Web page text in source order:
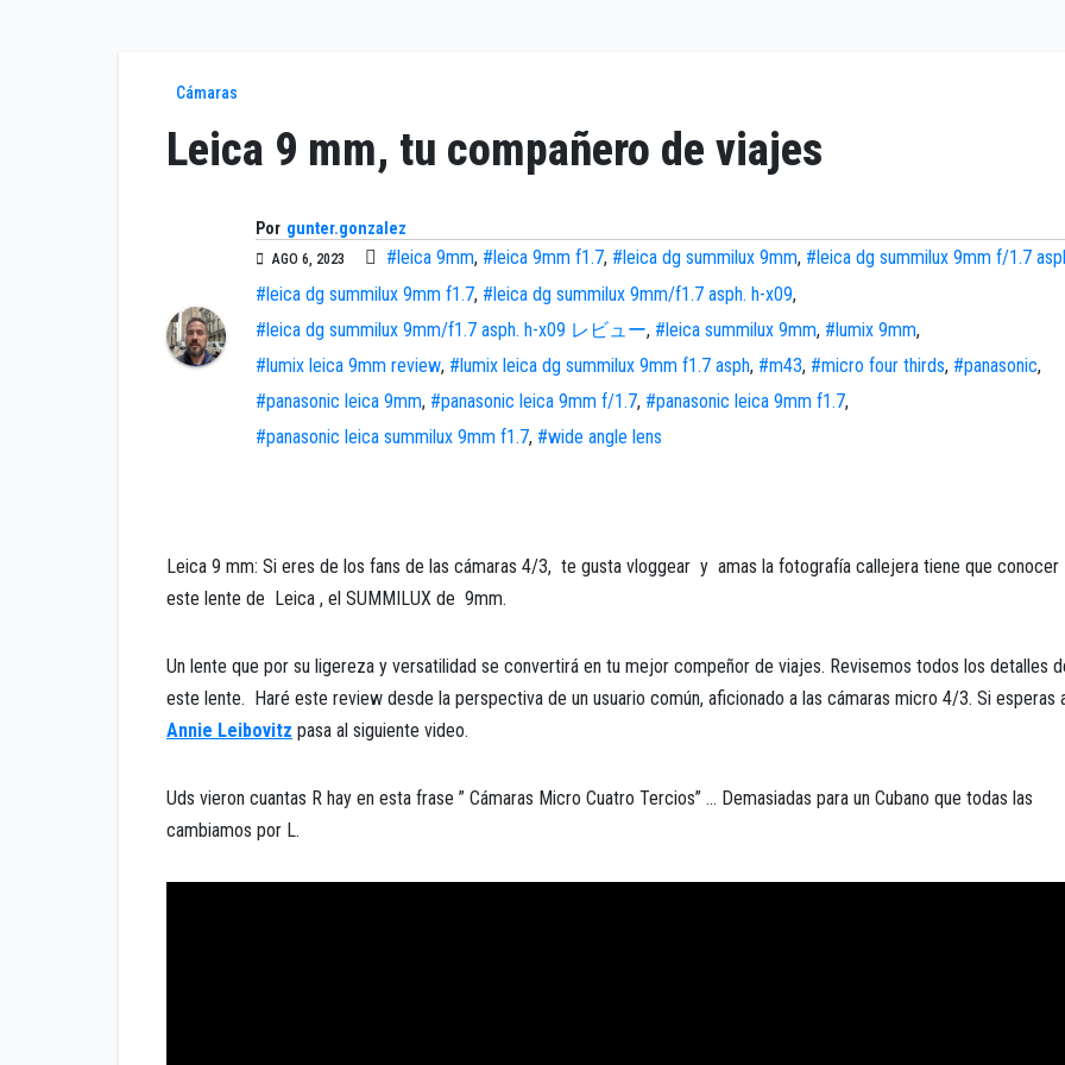
Cámaras
Leica 9 mm, tu compañero de viajes
Por gunter.gonzalez
AGO 6, 2023 #leica 9mm, #leica 9mm f1.7, #leica dg summilux 9mm, #leica dg summilux 9mm f/1.7
#leica dg summilux 9mm f1.7, #leica dg summilux 9mm/f1.7 asph. h-x09,
#leica dg summilux 9mm/f1.7 asph. h-x09 レビュー, #leica summilux 9mm, #lumix 9mm,
#lumix leica 9mm review, #lumix leica dg summilux 9mm f1.7 asph, #m43, #micro four thirds, #panasonic,
#panasonic leica 9mm, #panasonic leica 9mm f/1.7, #panasonic leica 9mm f1.7,
#panasonic leica summilux 9mm f1.7, #wide angle lens
Leica 9 mm: Si eres de los fans de las cámaras 4/3, te gusta vloggear y amas la fotografía callejera tiene que conocer
este lente de Leica , el SUMMILUX de 9mm.
Un lente que por su ligereza y versatilidad se convertirá en tu mejor compeñor de viajes. Revisemos todos los detalles
este lente. Haré este review desde la perspectiva de un usuario común, aficionado a las cámaras micro 4/3. Si esperas
Annie Leibovitz pasa al siguiente video.
Uds vieron cuantas R hay en esta frase ” Cámaras Micro Cuatro Tercios” … Demasiadas para un Cubano que todas las
cambiamos por L.